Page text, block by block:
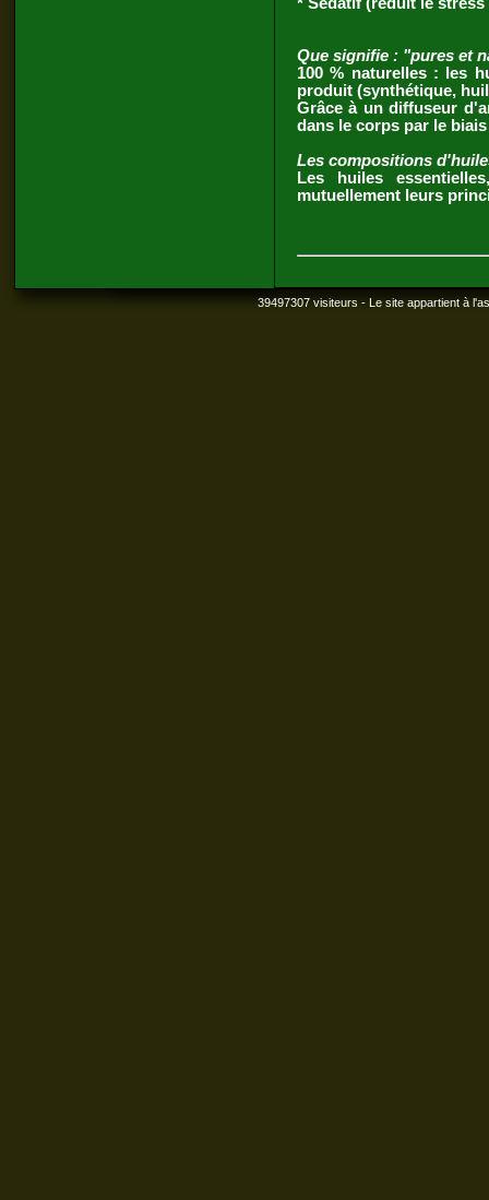
Que signifie : "pures et
100 % naturelles : les
produit (synthétique,
Grâce à un diffuseur
dans le corps par le
Les compositions
Les huiles
mutuellement leurs
39497307 visiteurs - Le site appartient à